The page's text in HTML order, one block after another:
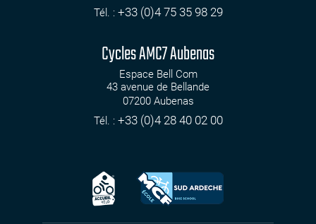
Tél. : +33 (0)4 75 35 98 29
Cycles AMC7 Aubenas
Espace Bell Com
43 avenue de Bellande
07200 Aubenas
Tél. : +33 (0)4 28 40 02 00